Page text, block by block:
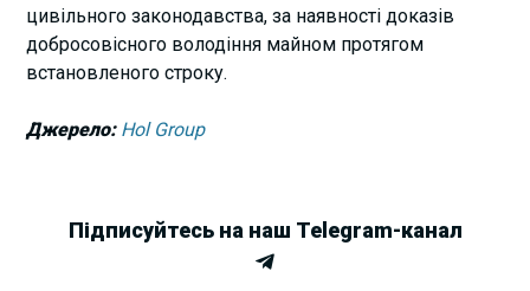
цивільного законодавства, за наявності доказів
добросовісного володіння майном протягом
встановленого строку.
Джерело: Hol Group
Підписуйтесь на наш Telegram-канал